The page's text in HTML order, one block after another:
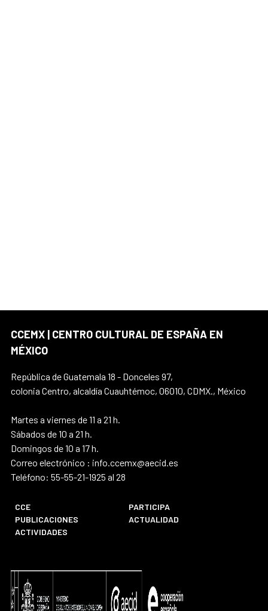
CCEMX | CENTRO CULTURAL DE ESPAÑA EN
MÉXICO
República de Guatemala 18 - Donceles 97,
colonia Centro, alcaldía Cuauhtémoc, 06010, CDMX., México
Martes a viernes de 11 a 21 h.
Sábados de 10 a 21 h.
Domingos de 10 a 17 h.
Correo electrónico : info.ccemx@aecid.es
Teléfono: 55-55-21-1925 al 28
CCE
PARTICIPA
PUBLICACIONES
ACTUALIDAD
ACTIVIDADES